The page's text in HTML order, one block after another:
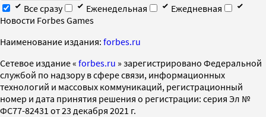
Все сразу
Еженедельная
Ежедневная
Новости Forbes Games
Наименование издания: forbes.ru
Cетевое издание « forbes.ru » зарегистрировано Федеральной
службой по надзору в сфере связи, информационных
технологий и массовых коммуникаций, регистрационный
номер и дата принятия решения о регистрации: серия Эл №
ФС77-82431 от 23 декабря 2021 г.